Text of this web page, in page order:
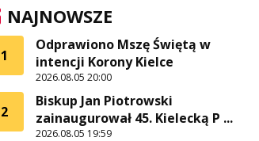
NAJNOWSZE
1
Odprawiono Mszę Świętą w
intencji Korony Kielce
2026.08.05 20:00
2
Biskup Jan Piotrowski
zainaugurował 45. Kielecką P ...
2026.08.05 19:59